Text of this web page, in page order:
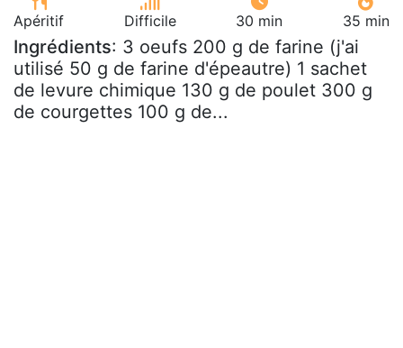
Apéritif Difficile 30 min 35 min
Ingrédients: 3 oeufs 200 g de farine (j'ai
utilisé 50 g de farine d'épeautre) 1 sachet
de levure chimique 130 g de poulet 300 g
de courgettes 100 g de...